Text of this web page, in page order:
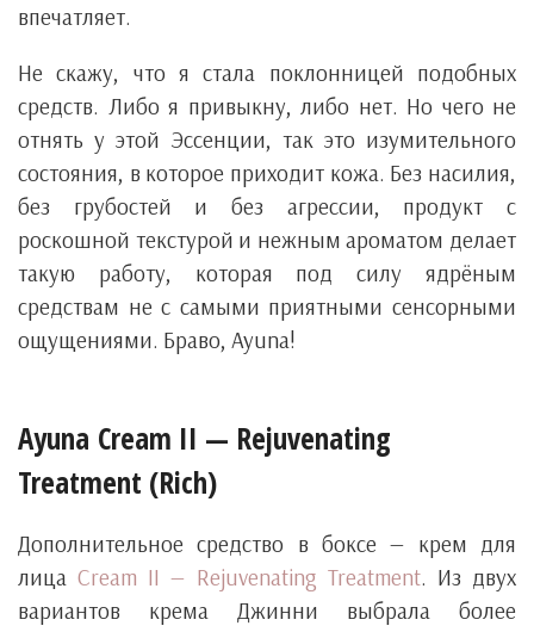
впечатляет.
Не скажу, что я стала поклонницей подобных
средств. Либо я привыкну, либо нет. Но чего не
отнять у этой Эссенции, так это изумительного
состояния, в которое приходит кожа. Без насилия,
без грубостей и без агрессии, продукт с
роскошной текстурой и нежным ароматом делает
такую работу, которая под силу ядрёным
средствам не с самыми приятными сенсорными
ощущениями. Браво, Ayuna!
Ayuna Cream II — Rejuvenating
Treatment (Rich)
Дополнительное средство в боксе — крем для
лицаCream II — Rejuvenating Treatment. Из двух
вариантов крема Джинни выбрала более